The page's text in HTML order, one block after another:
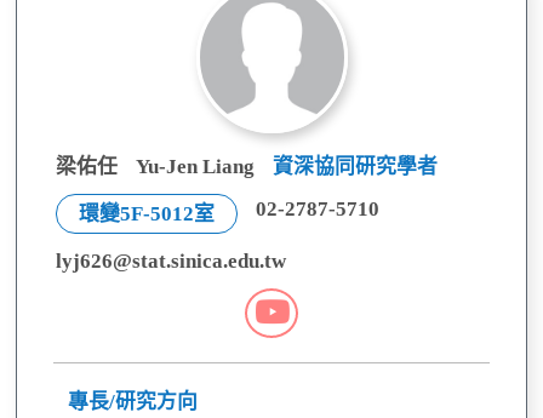
梁佑任 Yu-Jen Liang 資深協同研究學者
環變5F-5012室 02-2787-5710
lyj626@stat.sinica.edu.tw
梁
佑
專長/研究方向